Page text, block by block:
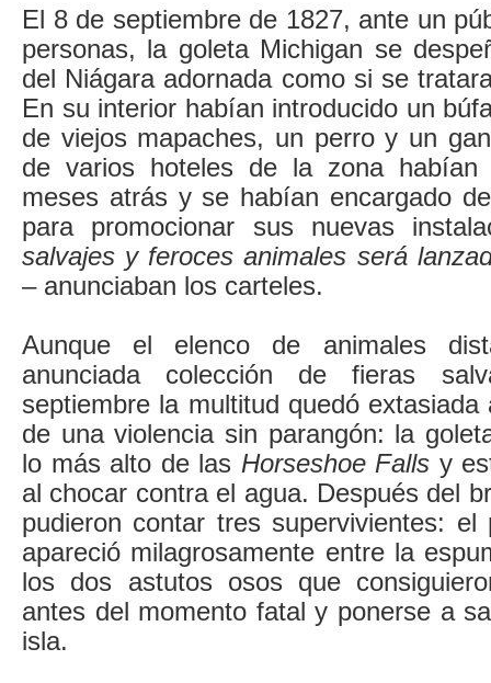
El 8 de septiembre de 1827, ante un
personas, la goleta Michigan se
del Niágara adornada como si se
En su interior habían introducido un
de viejos mapaches, un perro y un
de varios hoteles de la zona habían
meses atrás y se habían encargado
para promocionar sus nuevas
salvajes y feroces animales será
– anunciaban los carteles.
Aunque el elenco de animales
anunciada colección de fieras
septiembre la multitud quedó
de una violencia sin parangón: la
lo más alto de las Horseshoe Falls y
al chocar contra el agua. Después del
pudieron contar tres supervivientes: el
apareció milagrosamente entre la
los dos astutos osos que
antes del momento fatal y ponerse a
isla.